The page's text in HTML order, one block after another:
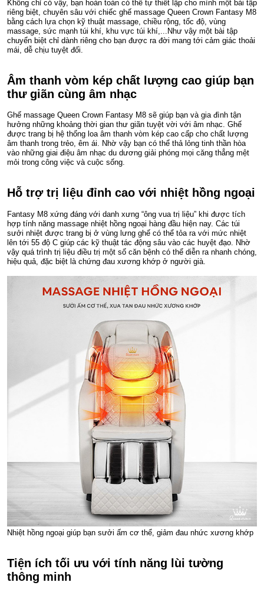
Không chỉ có vậy, bạn hoàn toàn có thể tự thiết lập cho mình một bài tập
riêng biệt, chuyên sâu với chiếc ghế massage Queen Crown Fantasy M8
bằng cách lựa chọn kỹ thuật massage, chiều rộng, tốc độ, vùng
massage, sức mạnh túi khí, khu vực túi khí,...Như vậy một bài tập
chuyển biệt chỉ dành riêng cho bạn được ra đời mang tới cảm giác thoải
mái, dễ chịu tuyệt đối.
Âm thanh vòm kép chất lượng cao giúp bạn
thư giãn cùng âm nhạc
Ghế massage Queen Crown Fantasy M8 sẽ giúp bạn và gia đình tận
hưởng những khoảng thời gian thư giãn tuyệt vời với âm nhạc. Ghế
được trang bị hệ thống loa âm thanh vòm kép cao cấp cho chất lượng
âm thanh trong trẻo, êm ái. Nhờ vậy bạn có thể thả lỏng tinh thần hòa
vào những giai điệu âm nhạc du dương giải phóng mọi căng thẳng mệt
mỏi trong công việc và cuộc sống.
Hỗ trợ trị liệu đỉnh cao với nhiệt hồng ngoại
Fantasy M8 xứng đáng với danh xưng “ông vua trị liệu” khi được tích
hợp tính năng massage nhiệt hồng ngoại hàng đầu hiện nay. Các túi
sưởi nhiệt được trang bị ở vùng lưng ghế có thể tỏa ra với mức nhiệt
lên tới 55 độ C giúp các kỹ thuật tác động sâu vào các huyệt đạo. Nhờ
vậy quá trình trị liệu điều trị một số căn bệnh có thể diễn ra nhanh chóng,
hiệu quả, đặc biệt là chứng đau xương khớp ở người già.
Nhiệt hồng ngoại giúp bạn sưởi ấm cơ thể, giảm đau nhức xương khớp
Tiện ích tối ưu với tính năng lùi tường
thông minh